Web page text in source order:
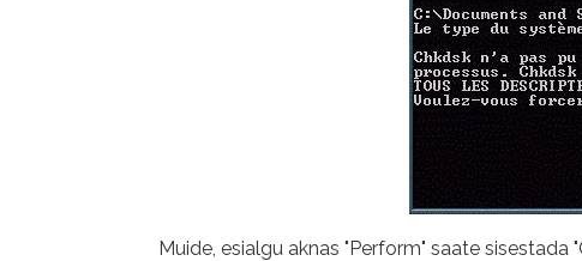
Muide, esialgu aknas "Perform" saate